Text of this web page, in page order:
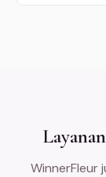
WinnerFleur